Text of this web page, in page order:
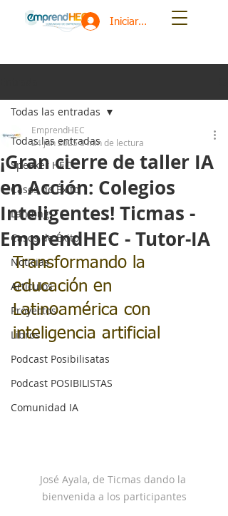
Iniciar sesión
Todas las entradas
Speaker HEC
Casos de Éxito
Landing
Casos de Éxito
Noticias
Artículos
Proyectos
Libros
Podcast Posibilisatas
Podcast POSIBILISTAS
Comunidad IA
Todas las entradas
¡Gran cierre de taller IA
en Acción: Colegios
Inteligentes! Ticmas -
EmprendHEC - Tutor-IA
EmprendHEC
24 jun 20253 min de lectura
Transformando la
educación en
Latinoamérica con
inteligencia artificial
José Ayala, de Ticmas dando la
bienvenida a los participantes